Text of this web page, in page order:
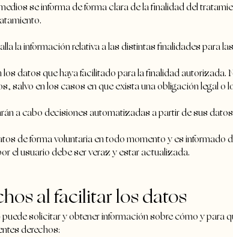
se informa de forma clara de la finalidad del
la información relativa a las distintas finalidades para
datos que haya facilitado para la finalidad
salvo en los casos en que exista una obligación legal o
a cabo decisiones automatizadas a partir de sus
de forma voluntaria en todo momento y es informado
el usuario debe ser veraz y estar actualizada.
al facilitar los datos
solicitar y obtener información sobre cómo y para
derechos: